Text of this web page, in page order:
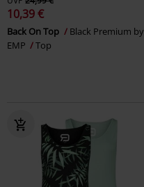
10,39 €
Back On Top
Black Premium by
EMP
Top